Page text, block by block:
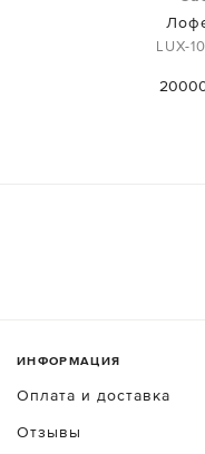
LUX-
ИНФОРМАЦИЯ
Оплата и доставка
Отзывы